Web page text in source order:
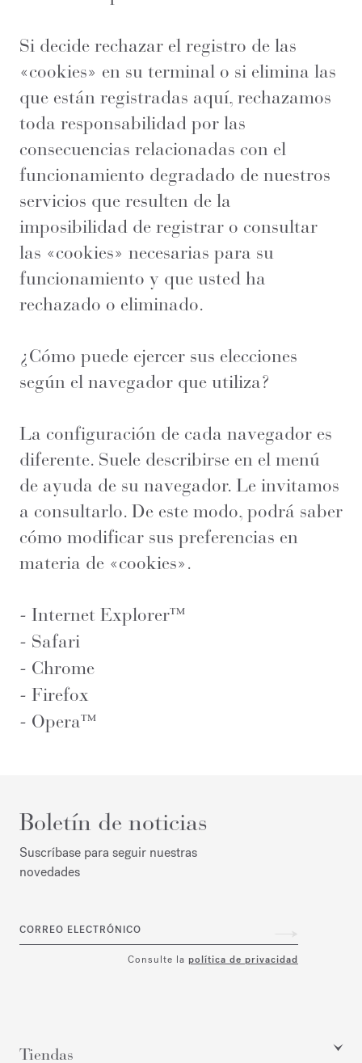
Si decide rechazar el registro de las
«cookies» en su terminal o si elimina las
que están registradas aquí, rechazamos
toda responsabilidad por las
consecuencias relacionadas con el
funcionamiento degradado de nuestros
servicios que resulten de la
imposibilidad de registrar o consultar
las «cookies» necesarias para su
funcionamiento y que usted ha
rechazado o eliminado.
¿Cómo puede ejercer sus elecciones
según el navegador que utiliza?
La configuración de cada navegador es
diferente. Suele describirse en el menú
de ayuda de su navegador. Le invitamos
a consultarlo. De este modo, podrá saber
cómo modificar sus preferencias en
materia de «cookies».
- Internet Explorer™
- Safari
- Chrome
- Firefox
- Opera™
Boletín de noticias
Suscríbase para seguir nuestras
novedades
CORREO ELECTRÓNICO
Consulte la política de privacidad
Tiendas